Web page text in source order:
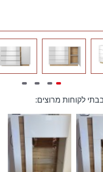
בבתי לקוחות מרוצים: